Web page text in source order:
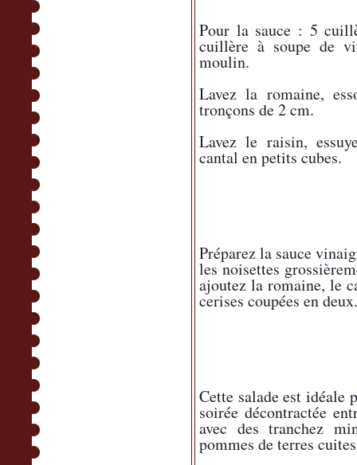
Pour la sauce : 5
cuillère à soupe de
moulin.
Lavez la romaine,
tronçons de 2 cm.
Lavez le raisin,
cantal en petits cubes.
Préparez la sauce
les noisettes
ajoutez la romaine, le
cerises coupées en deux.
Cette salade est idéale
soirée décontractée
avec des tranchez
pommes de terres